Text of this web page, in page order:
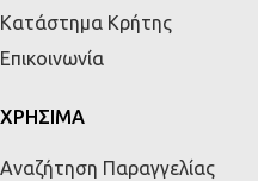
Κατάστημα Κρήτης
Επικοινωνία
ΧΡΗΣΙΜΑ
Αναζήτηση Παραγγελίας